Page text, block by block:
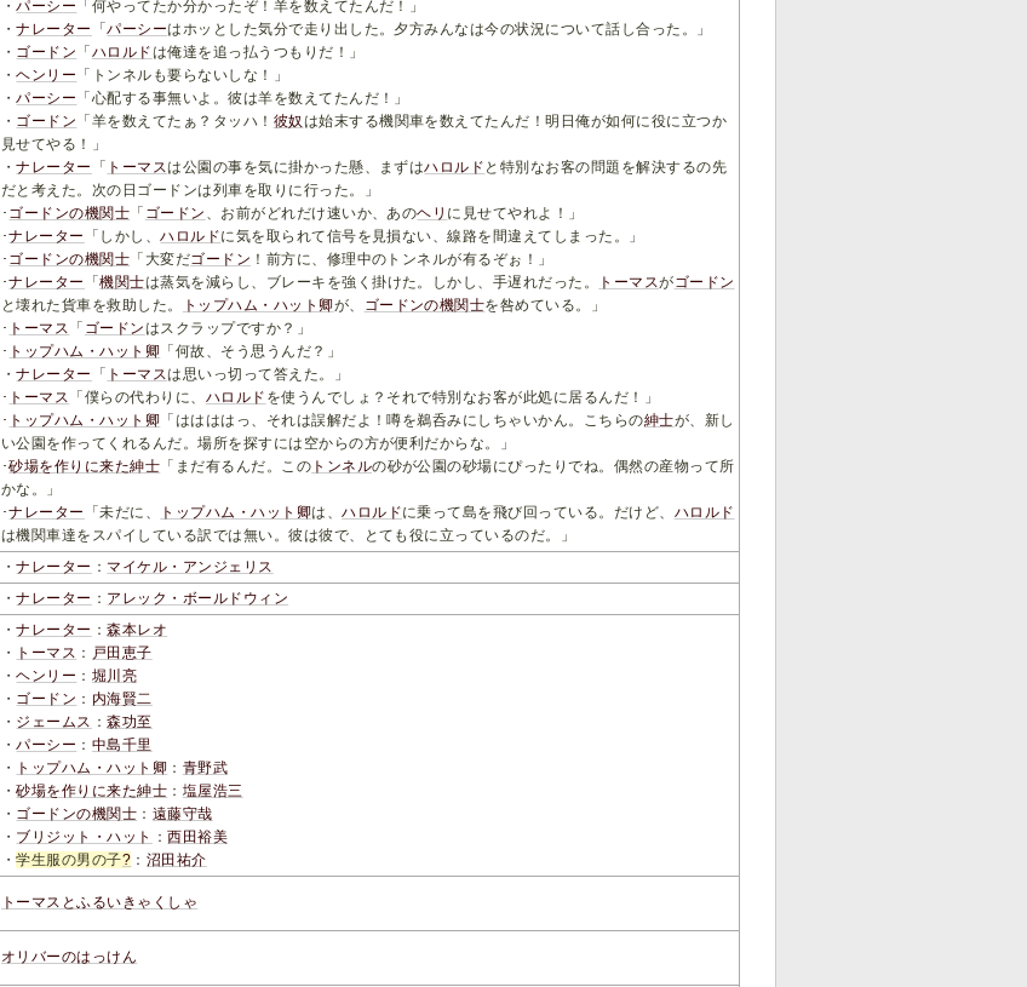
・パーシー 「何やってたか分かったぞ！羊を数えてたんだ！」
・ナレーター 「パーシーはホッとした気分で走り出した。夕方みんなは今の状況について話し合った。」
・ ゴードン 「ハロルドは俺達を追っ払うつもりだ！」
・ヘンリー 「トンネルも要らないしな！」
・パーシー 「心配する事無いよ。彼は羊を数えてたんだ！」
・ ゴードン 「羊を数えてたぁ？タッハ！ 彼奴は始末する機関車を数えてたんだ！明日俺が如何に役に立つか
見せてやる！」
・ナレーター 「 トーマスは公園の事を気に掛かった懸、まずはハロルド と特別なお客の問題を解決するの先
だと考えた。次の日ゴードンは列車を取りに行った。」
･ ゴードンの機関士 「 ゴードン 、お前がどれだけ速いか、あのヘリ に見せてやれよ！」
･ナレーター 「しかし、ハロルドに気を取られて信号を見損ない、線路を間違えてしまった。」
･ ゴードンの機関士 「大変だゴードン ！前方に、修理中のトンネルが有るぞぉ！」
･ナレーター 「機関士は蒸気を減らし、ブレーキを強く掛けた。しかし、手遅れだった。 トーマスがゴードン
と壊れた貨車を救助した。
トップハム・ハット卿が、 ゴードンの機関士を咎めている。」
･ トーマス 「 ゴードンはスクラップですか？」
･ トップハム・ハット卿 「何故、そう思うんだ？」
・ナレーター 「 トーマスは思いっ切って答えた。」
･ トーマス 「僕らの代わりに、 ハロルド を使うんでしょ？それで特別なお客が此処に居るんだ！」
･ トップハム・ハット卿 「ははははっ、それは誤解だよ！噂を鵜呑みにしちゃいかん。こちらの紳士が、新し
い公園を作ってくれるんだ。場所を探すには空からの方が便利だからな。」
･砂場を作りに来た紳士 「まだ有るんだ。この トンネルの砂が公園の砂場にぴったりでね。偶然の産物って所
かな。」
･ナレーター 「未だに、 トップハム・ハット卿は、ハロルドに乗って島を飛び回っている。だけど、 ハロルド
は機関車達をスパイしている訳では無い。彼は彼で、とても役に立っているのだ。」
・ナレーター ： マイケル・アンジェリス
・ナレーター ： アレック・ボールドウィン
・ナレーター ：森本レオ
・
トーマス ： 戸田恵子
・ヘンリー ： 堀川亮
・ ゴードン ： 内海賢二
・ ジェームス ：森功至
・パーシー ： 中島千里
・
トップハム・ハット卿 ： 青野武
・砂場を作りに来た紳士 ： 塩屋浩三
・ ゴードンの機関士 ： 遠藤守哉
・ ブリジット・ハット ：西田裕美
・学生服の男の子? ： 沼田祐介
トーマスとふるいきゃくしゃ
オリバーのはっけん